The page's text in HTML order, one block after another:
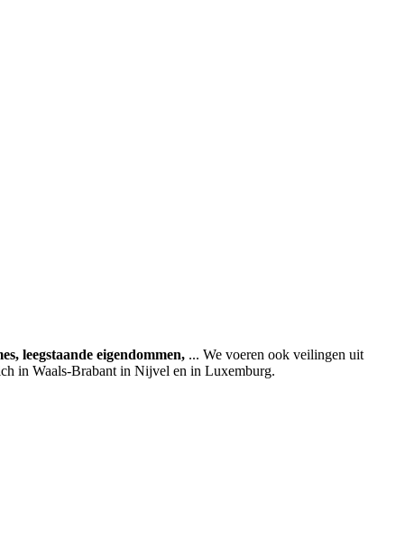
leegstaande eigendommen, ... We voeren ook veilingen uit
in Waals-Brabant in Nijvel en in Luxemburg.